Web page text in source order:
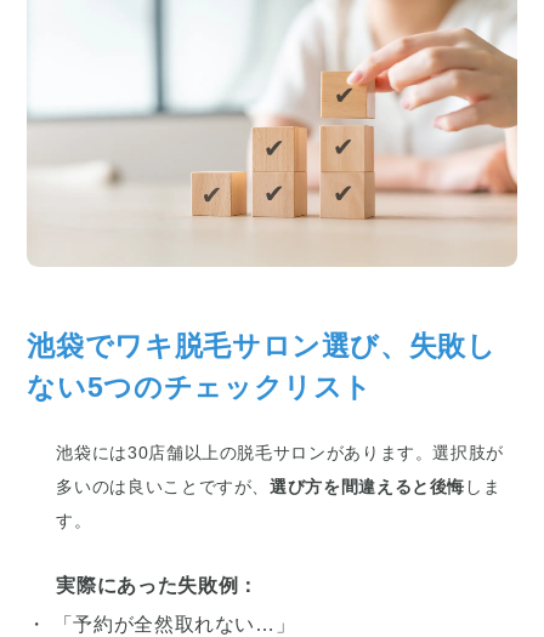
池袋でワキ脱毛サロン選び、失敗し
ない5つのチェックリスト
池袋には30店舗以上の脱毛サロンがあります。選択肢が
多いのは良いことですが、選び方を間違えると後悔 しま
す。
実際にあった失敗例：
・ 「予約が全然取れない…」